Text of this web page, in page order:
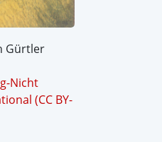
Gürtler
Nicht
(CC BY-